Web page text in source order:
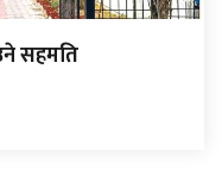
सहमति